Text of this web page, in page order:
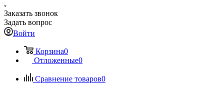
Заказать звонок
Задать вопрос
Войти
Корзина0
Отложенные0
Сравнение товаров0